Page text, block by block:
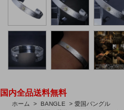
国内全品送料無料
ホーム > BANGLE > 愛国バングル